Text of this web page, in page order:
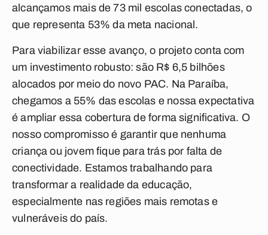
alcançamos mais de 73 mil escolas conectadas, o
que representa 53% da meta nacional.
Para viabilizar esse avanço, o projeto conta com
um investimento robusto: são R$ 6,5 bilhões
alocados por meio do novo PAC. Na Paraíba,
chegamos a 55% das escolas e nossa expectativa
é ampliar essa cobertura de forma significativa. O
nosso compromisso é garantir que nenhuma
criança ou jovem fique para trás por falta de
conectividade. Estamos trabalhando para
transformar a realidade da educação,
especialmente nas regiões mais remotas e
vulneráveis do país.